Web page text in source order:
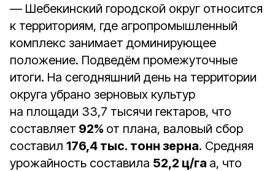
— Шебекинский городской округ относится
к территориям, где агропромышленный
комплекс занимает доминирующее
положение. Подведём промежуточные
итоги. На сегодняшний день на территории
округа убрано зерновых культур
на площади 33,7 тысячи гектаров, что
составляет 92% от плана, валовый сбор
составил 176,4 тыс. тонн зерна. Средняя
урожайность составила 52,2 ц/га а, что